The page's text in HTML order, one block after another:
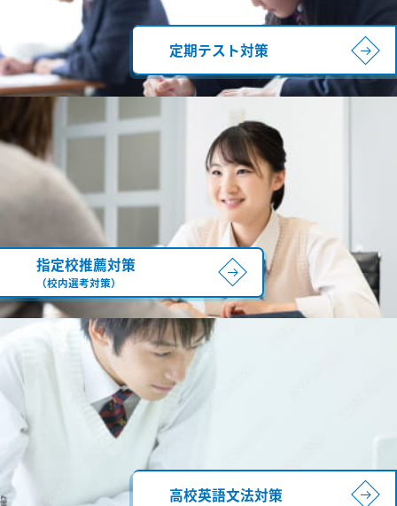
定期テスト対策
指定校推薦対策
（校内選考対策）
高校英語文法対策